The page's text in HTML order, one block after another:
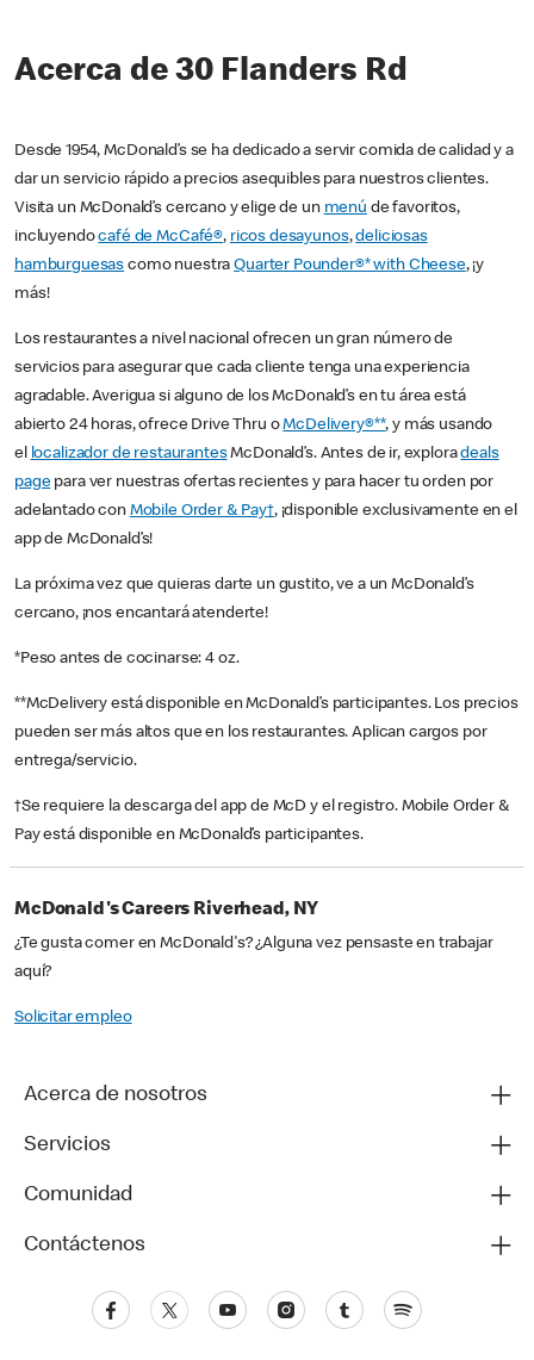
Acerca de 30 Flanders Rd
Desde 1954, McDonald’s se ha dedicado a servir comida de calidad y a
dar un servicio rápido a precios asequibles para nuestros clientes.
Visita un McDonald’s cercano y elige de un menú de favoritos,
incluyendocafé de McCafé®, ricos desayunos,deliciosas
hamburguesas como nuestraQuarter Pounder®* with Cheese, ¡y
más!
Los restaurantes a nivel nacional ofrecen un gran número de
servicios para asegurar que cada cliente tenga una experiencia
agradable. Averigua si alguno de los McDonald’s en tu área está
abierto 24 horas, ofrece Drive Thru oMcDelivery®**, y más usando
el localizador de restaurantesMcDonald’s. Antes de ir, exploradeals
pagepara ver nuestras ofertas recientes y para hacer tu orden por
adelantado con Mobile Order & Pay†, ¡disponible exclusivamente en el
app de McDonald’s!
La próxima vez que quieras darte un gustito, ve a un McDonald’s
cercano, ¡nos encantará atenderte!
*Peso antes de cocinarse: 4 oz.
**McDelivery está disponible en McDonald’s participantes. Los precios
pueden ser más altos que en los restaurantes. Aplican cargos por
entrega/servicio.
†Se requiere la descarga del app de McD y el registro. Mobile Order &
Pay está disponible en McDonald’s participantes.
McDonald's Careers Riverhead, NY
¿Te gusta comer en McDonald's? ¿Alguna vez pensaste en trabajar
aquí?
Solicitar empleo
Acerca de nosotros
Servicios
Comunidad
Contáctenos